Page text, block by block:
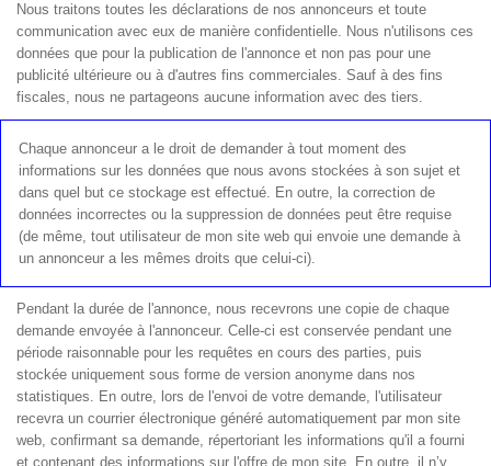
Nous traitons toutes les déclarations de nos annonceurs et toute
communication avec eux de manière confidentielle. Nous n'utilisons ces
données que pour la publication de l'annonce et non pas pour une
publicité ultérieure ou à d'autres fins commerciales. Sauf à des fins
fiscales, nous ne partageons aucune information avec des tiers.
Chaque annonceur a le droit de demander à tout moment des
informations sur les données que nous avons stockées à son sujet et
dans quel but ce stockage est effectué. En outre, la correction de
données incorrectes ou la suppression de données peut être requise
(de même, tout utilisateur de mon site web qui envoie une demande à
un annonceur a les mêmes droits que celui-ci).
Pendant la durée de l'annonce, nous recevrons une copie de chaque
demande envoyée à l'annonceur. Celle-ci est conservée pendant une
période raisonnable pour les requêtes en cours des parties, puis
stockée uniquement sous forme de version anonyme dans nos
statistiques. En outre, lors de l'envoi de votre demande, l'utilisateur
recevra un courrier électronique généré automatiquement par mon site
web, confirmant sa demande, répertoriant les informations qu'il a fourni
et contenant des informations sur l'offre de mon site. En outre, il n’y